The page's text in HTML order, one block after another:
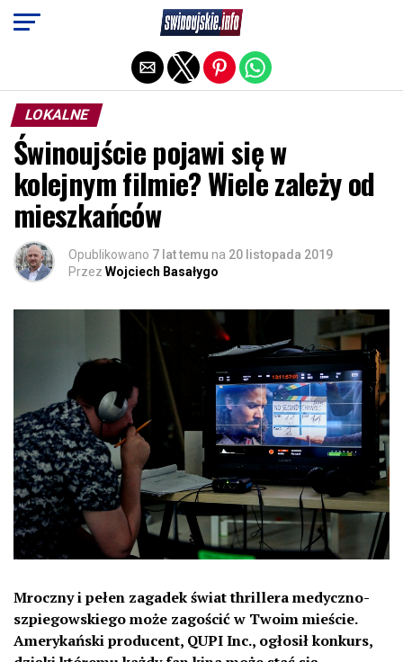
LOKALNE
Świnoujście pojawi się w
kolejnym filmie? Wiele zależy od
mieszkańców
Opublikowano 7 lat temu na 20 listopada 2019
Przez Wojciech Basałygo
Mroczny i pełen zagadek świat thrillera medyczno-
szpiegowskiego może zagościć w Twoim mieście.
Amerykański producent, QUPI Inc., ogłosił konkurs,
Exit mobile version